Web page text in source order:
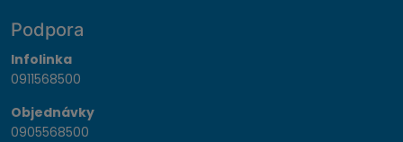
Podpora
Infolinka
0911568500
Objednávky
0905568500